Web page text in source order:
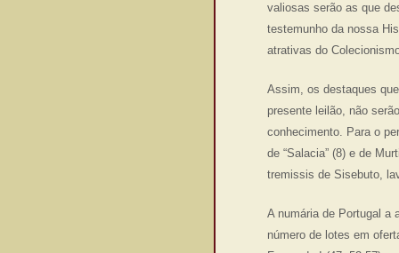
valiosas serão as que
testemunho da nossa
atrativas do
Assim, os destaques
presente leilão, não
conhecimento. Para o
de “Salacia” (8) e de
tremissis de Sisebuto,
A numária de Portugal a
número de lotes em